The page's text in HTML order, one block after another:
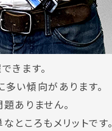
きます。
い傾向があります。
ありません。
ところもメリットです。